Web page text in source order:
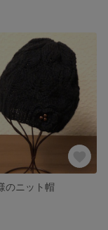
のニット帽